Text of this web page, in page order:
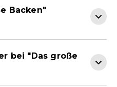
Backen"
bei "Das große